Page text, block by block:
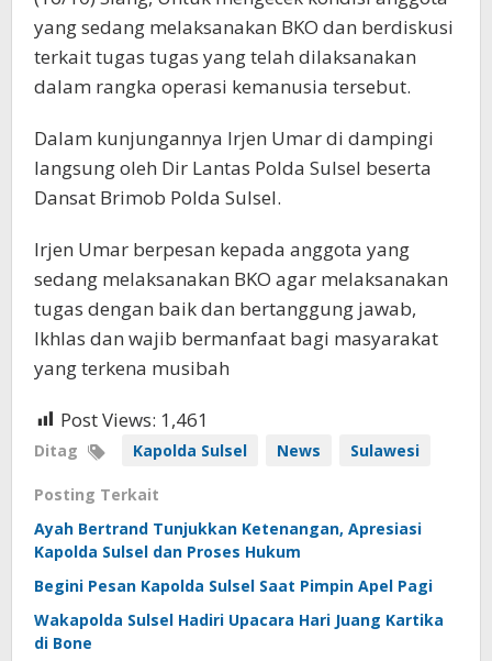
yang sedang melaksanakan BKO dan berdiskusi
terkait tugas tugas yang telah dilaksanakan
dalam rangka operasi kemanusia tersebut.
Dalam kunjungannya Irjen Umar di dampingi
langsung oleh Dir Lantas Polda Sulsel beserta
Dansat Brimob Polda Sulsel.
Irjen Umar berpesan kepada anggota yang
sedang melaksanakan BKO agar melaksanakan
tugas dengan baik dan bertanggung jawab,
Ikhlas dan wajib bermanfaat bagi masyarakat
yang terkena musibah
Post Views: 1,461
Ditag Kapolda Sulsel News Sulawesi
Posting Terkait
Ayah Bertrand Tunjukkan Ketenangan, Apresiasi
Kapolda Sulsel dan Proses Hukum
Begini Pesan Kapolda Sulsel Saat Pimpin Apel Pagi
Wakapolda Sulsel Hadiri Upacara Hari Juang Kartika
di Bone